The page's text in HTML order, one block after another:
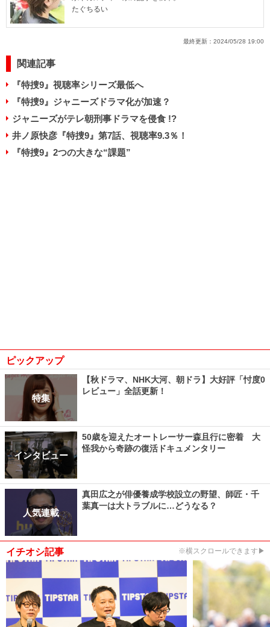
たぐちるい
最終更新： 2024/05/28 19:00
関連記事
『特捜9』視聴率シリーズ最低へ
『特捜9』ジャニーズドラマ化が加速？
ジャニーズがテレ朝刑事ドラマを侵食 !?
井ノ原快彦『特捜9』第7話、視聴率9.3％！
『特捜9』2つの大きな“課題”
ピックアップ
特集
【秋ドラマ、NHK大河、朝ドラ】大好評「忖度0
レビュー」全話更新！
インタビュー
50歳を迎えたオートレーサー森且行に密着 大
怪我から奇跡の復活ドキュメンタリー
人気連載
真田広之が俳優養成学校設立の野望、師匠・千
葉真一は大トラブルに…どうなる？
イチオシ記事 ※横スクロールできます▶